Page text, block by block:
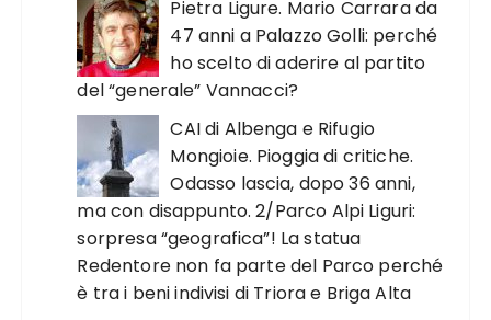
Pietra Ligure. Mario Carrara da
47 anni a Palazzo Golli: perché
ho scelto di aderire al partito
del “generale” Vannacci?
CAI di Albenga e Rifugio
Mongioie. Pioggia di critiche.
Odasso lascia, dopo 36 anni,
ma con disappunto. 2/Parco Alpi Liguri:
sorpresa “geografica”! La statua
Redentore non fa parte del Parco perché
è tra i beni indivisi di Triora e Briga Alta